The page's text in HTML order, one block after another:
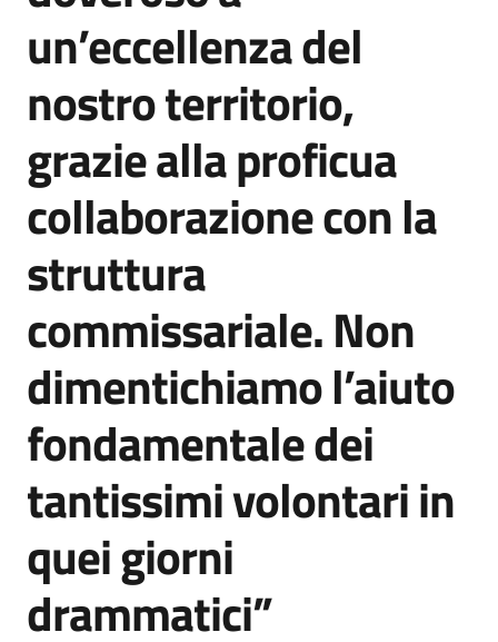
un’eccellenza del
nostro territorio,
grazie alla proficua
collaborazione con la
struttura
commissariale. Non
dimentichiamo l’aiuto
fondamentale dei
tantissimi volontari in
quei giorni
drammatici”